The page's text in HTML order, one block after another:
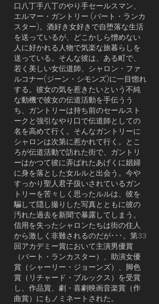
口八丁手八丁のやり手セールスマン、
エルマー・ガントリー (バート・ランカ
スター)。酒好き女好きで自堕落な生活
を送っているが、どこかしら憎めない
人に好かれる人物で気楽な旅暮らしを
送っている。そんな彼は、ある町で、
若く美しい女伝道師、シャロン・ファ
ルコナー(ジーン・シモンズ)に一目惚れ
する。彼女の気を惹きたいという不純
な動機で彼女の伝道活動を手伝うう
ち、ガントリーは持ち前のセールスト
ークと強引なやり口で伝道師としての
名を高めて行く。そんなガントリーに
シャロンは次第に惹かれて行く。とこ
ろが伝道活動で訪れた街で、ガントリ
ーはかつて彼に弄ばれたあげくに娼婦
に身を落とした女ルルと出会う。今や
すっかり聖人君子扱いされているガン
トリーを苦々しく思ったルルは、彼を
騙して隠し撮りした写真とともに彼の
汚れた過去を新聞で暴露してしまう。
信用を失ったシャロンたちは街の住人
から激しく非難されるのだが･･･。第33
回アカデミー賞において主演男優賞
（バート・ランカスター）、助演女優
賞（シャーリー・ジョーンズ）、脚色
賞（リチャード・ブルックス）を受賞
し、作品賞、劇・喜劇映画音楽賞（作
曲賞）にもノミネートされた。